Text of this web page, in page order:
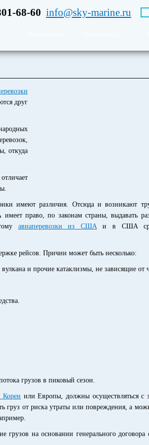
68-60 info@sky-marine.ru
друг
откуда
имеют различия. Отсюда и возникают
право, по законам страны, выдавать
авиаперевозки из СШАи в США
рейсов. Причин может быть несколько:
и прочие катаклизмы, не зависящие от
грузов в пиковый сезон.
Кореи или Европы, должны осуществляться с
груз от риска утраты или повреждения, а
на основании генерального договора